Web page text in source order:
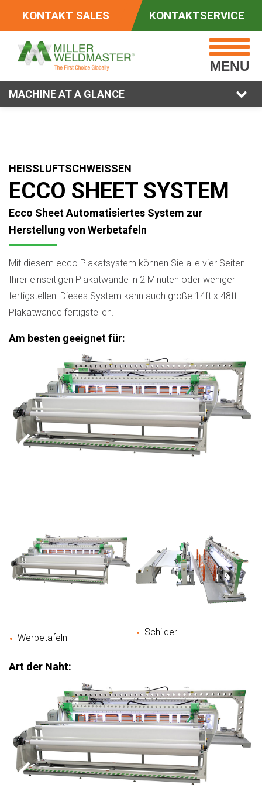
KONTAKT SALES KONTAKTSERVICE
MENU
MACHINE AT A GLANCE
HEISSLUFTSCHWEISSEN
ECCO SHEET SYSTEM
Ecco Sheet Automatisiertes System zur
Herstellung von Werbetafeln
Mit diesem ecco Plakatsystem können Sie alle vier Seiten
Ihrer einseitigen Plakatwände in 2 Minuten oder weniger
fertigstellen! Dieses System kann auch große 14ft x 48ft
Plakatwände fertigstellen.
Am besten geeignet für:
Werbetafeln
Schilder
Art der Naht: